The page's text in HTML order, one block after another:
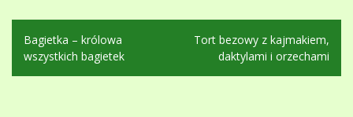
Nawigacja
wpisu
Bagietka – królowa
wszystkich bagietek
Tort bezowy z kajmakiem,
daktylami i orzechami